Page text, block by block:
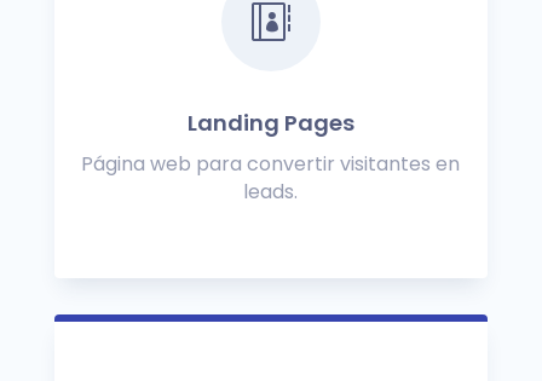

Landing Pages
Página web para convertir visitantes en
leads.